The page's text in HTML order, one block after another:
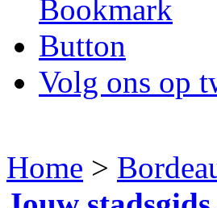
Volg ons op
Home >